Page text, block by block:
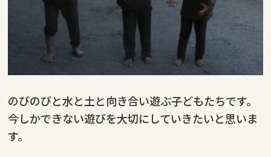
のびのびと水と土と向き合い遊ぶ子どもたちです。
今しかできない遊びを大切にしていきたいと思いま
す。